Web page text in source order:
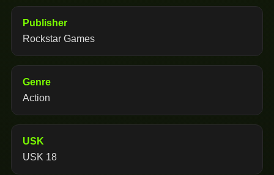
Publisher
Rockstar Games
Genre
Action
USK
USK 18